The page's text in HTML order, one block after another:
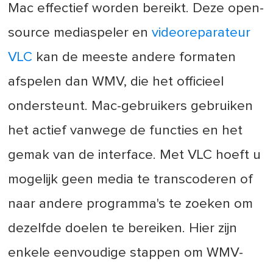
Mac effectief worden bereikt. Deze open-
source mediaspeler envideoreparateur
VLC kan de meeste andere formaten
afspelen dan WMV, die het officieel
ondersteunt. Mac-gebruikers gebruiken
het actief vanwege de functies en het
gemak van de interface. Met VLC hoeft u
mogelijk geen media te transcoderen of
naar andere programma's te zoeken om
dezelfde doelen te bereiken. Hier zijn
enkele eenvoudige stappen om WMV-